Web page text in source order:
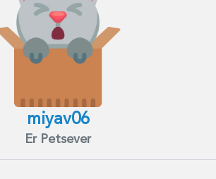
miyav06
Er Petsever